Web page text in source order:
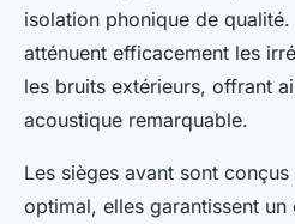
isolation phonique de
atténuent efficacement les
les bruits extérieurs, offrant
acoustique remarquable.
Les sièges avant sont
optimal, elles garantissent